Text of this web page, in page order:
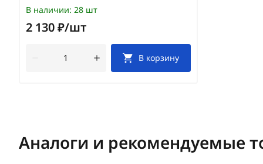
В наличии: 28 шт
2 130 ₽/шт
В корзину
Аналоги и рекомендуемые